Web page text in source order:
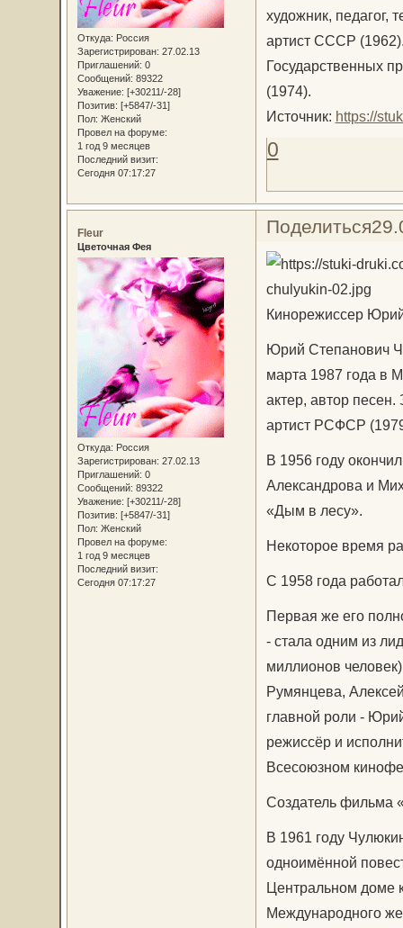
Откуда: Россия
Зарегистрирован: 27.02.13
Приглашений: 0
Сообщений: 89322
Уважение: [+30211/-28]
Позитив: [+5847/-31]
Пол: Женский
Провел на форуме:
1 год 9 месяцев
Последний визит:
Сегодня 07:17:27
художник, педагог,
артист СССР
Государственных
(1974).
Источник: https://
0
Поделиться
Fleur
Цветочная Фея
Откуда: Россия
Зарегистрирован: 27.02.13
Приглашений: 0
Сообщений: 89322
Уважение: [+30211/-28]
Позитив: [+5847/-31]
Пол: Женский
Провел на форуме:
1 год 9 месяцев
Последний визит:
Сегодня 07:17:27
Кинорежиссер
Юрий Степанович
марта 1987 года в
актер, автор
артист РСФСР
В 1956 году
Александрова и
«Дым в лесу».
Некоторое время
С 1958 года
Первая же его
- стала одним из
миллионов
Румянцева,
главной роли -
режиссёр и
Всесоюзном
Создатель фильма
В 1961 году
одноимённой
Центральном доме
Международного